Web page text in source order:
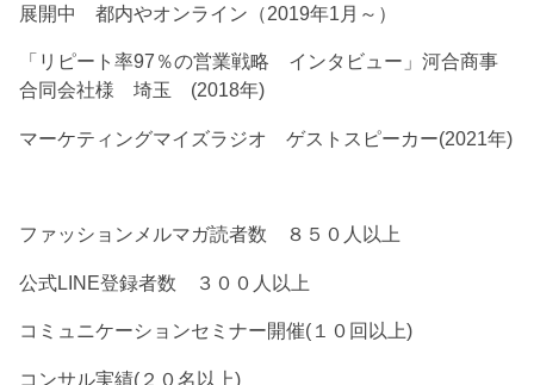
展開中 都内やオンライン（2019年1月～）
「リピート率97％の営業戦略 インタビュー」河合商事
合同会社様 埼玉 (2018年)
マーケティングマイズラジオ ゲストスピーカー(2021年)
ファッションメルマガ読者数 ８５０人以上
公式LINE登録者数 ３００人以上
コミュニケーションセミナー開催(１０回以上)
コンサル実績(２０名以上)